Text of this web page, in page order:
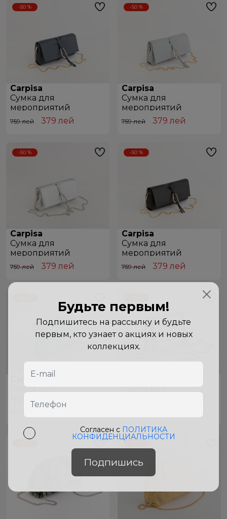
-50 %
Carpisa
Сумкa для
мероприятий
759 лей 379лей
-50 %
Carpisa
Сумкa для
мероприятий
759 лей 379лей
-50 %
Carpisa
Сумкa для
мероприятий
759 лей 379лей
-50 %
Carpisa
Сумкa для
мероприятий
759 лей 379лей
Carpisa
Сумкa для
мероприятий
BCC13301444 Sage Green
379
Сумкa для
Будьте первым!
Подпишитесь на рассылку и будьте
первым, кто узнает о акциях и новых
коллекциях.
Согласен с ПОЛИТИКА
КОНФИДЕНЦИАЛЬНОСТИ
Подпишись